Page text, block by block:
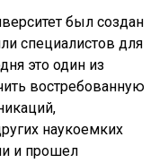
был создан
специалистов для
это один из
востребованную
наукоемких
и прошел